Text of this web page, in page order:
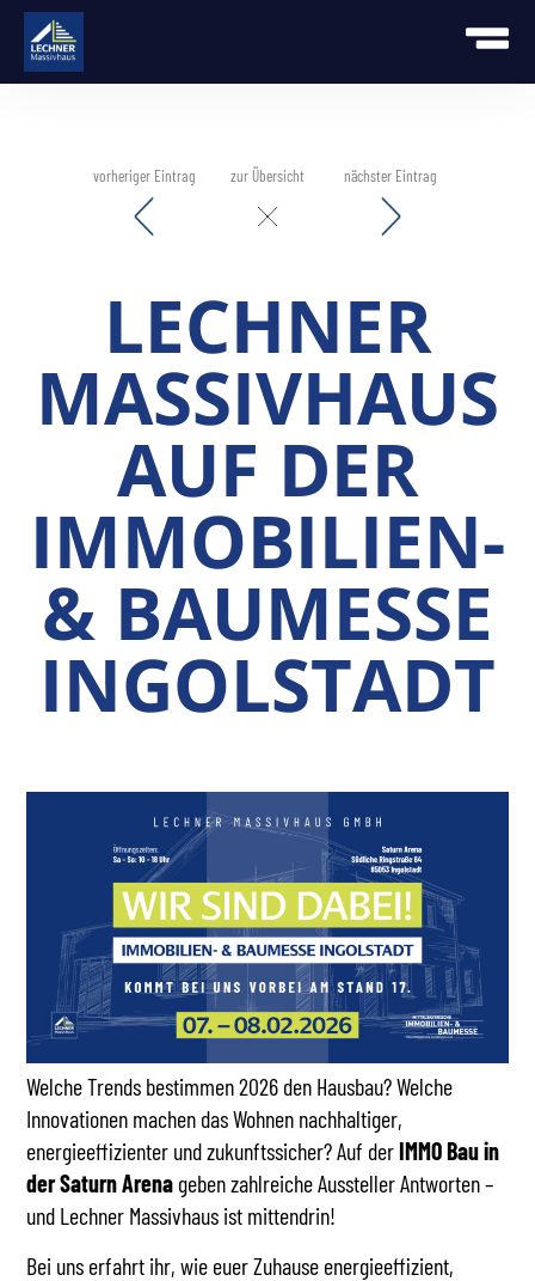
vorheriger Eintrag zur Übersicht nächster Eintrag
LECHNER
MASSIVHAUS
AUF DER
IMMOBILIEN-
& BAUMESSE
INGOLSTADT
Welche Trends bestimmen 2026 den Hausbau? Welche
Innovationen machen das Wohnen nachhaltiger,
energieeffizienter und zukunftssicher? Auf derIMMO Bau in
der Saturn Arena geben zahlreiche Aussteller Antworten –
und Lechner Massivhaus ist mittendrin!
Bei uns erfahrt ihr, wie euer Zuhause energieeffizient,